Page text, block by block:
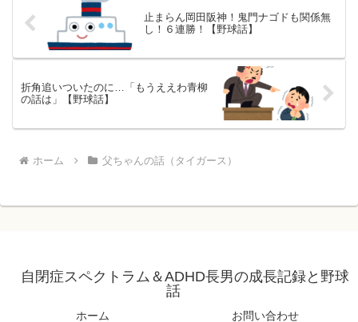
止まらん岡田阪神！鬼門ナゴドも関係無
し！６連勝！【野球話】
折角追いついたのに…「もうええわ青柳
の話は」【野球話】
ホーム 父ちゃんの話（タイガース）
自閉症スペクトラム＆ADHD長男の成長記録と野球
話
ホーム お問い合わせ